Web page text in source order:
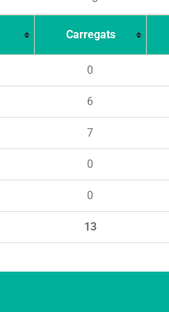
Carregats
13
0
6
7
0
0